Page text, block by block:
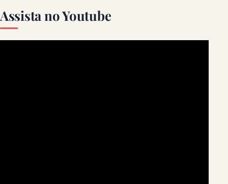
Assista no Youtube